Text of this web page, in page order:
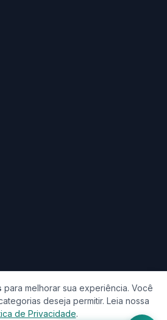
Todos os direitos reservados.
para melhorar sua experiência. Você
deseja permitir. Leia nossa
de Privacidade.